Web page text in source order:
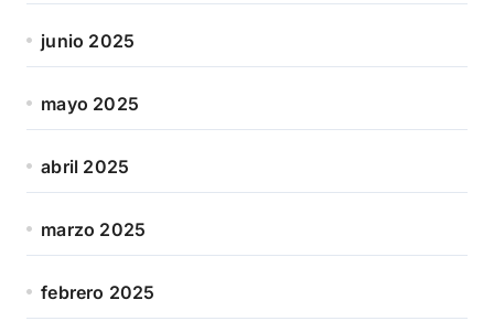
junio 2025
mayo 2025
abril 2025
marzo 2025
febrero 2025